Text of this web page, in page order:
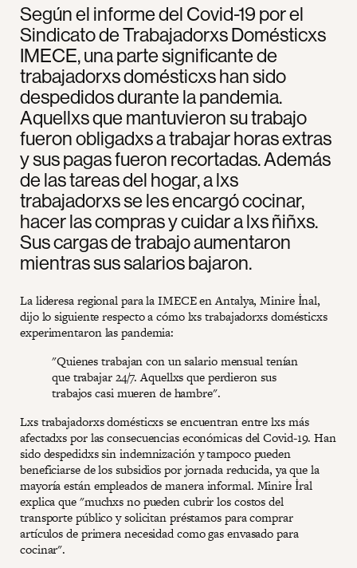
Según el informe del Covid-19 por el
Sindicato de Trabajadorxs Domésticxs
IMECE, una parte significante de
trabajadorxs domésticxs han sido
despedidos durante la pandemia.
Aquellxs que mantuvieron su trabajo
fueron obligadxs a trabajar horas extras
y sus pagas fueron recortadas. Además
de las tareas del hogar, a lxs
trabajadorxs se les encargó cocinar,
hacer las compras y cuidar a lxs ñiñxs.
Sus cargas de trabajo aumentaron
mientras sus salarios bajaron.
La lideresa regional para la IMECE en Antalya, Minire İnal,
dijo lo siguiente respecto a cómo lxs trabajadorxs domésticxs
experimentaron las pandemia:
"Quienes trabajan con un salario mensual tenían
que trabajar 24/7. Aquellxs que perdieron sus
trabajos casi mueren de hambre".
Lxs trabajadorxs domésticxs se encuentran entre lxs más
afectadxs por las consecuencias económicas del Covid-19. Han
sido despedidxs sin indemnización y tampoco pueden
beneficiarse de los subsidios por jornada reducida, ya que la
mayoría están empleados de manera informal. Minire İral
explica que "muchxs no pueden cubrir los costos del
transporte público y solicitan préstamos para comprar
artículos de primera necesidad como gas envasado para
cocinar".